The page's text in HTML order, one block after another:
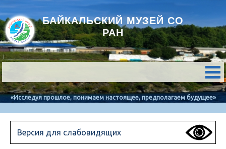
БАЙКАЛЬСКИЙ МУЗЕЙ СО
РАН
«Исследуя прошлое, понимаем настоящее, предполагаем будущее»
Версия для слабовидящих